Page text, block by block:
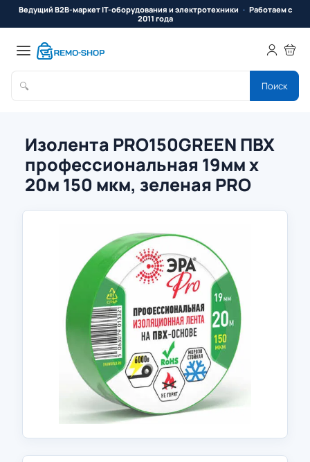
Ведущий B2B-маркет IT-оборудования и электротехники
Работаем с
2011 года
🔍 Поиск
Изолента PRO150GREEN ПВХ
профессиональная 19мм х
20м 150 мкм, зеленая PRO